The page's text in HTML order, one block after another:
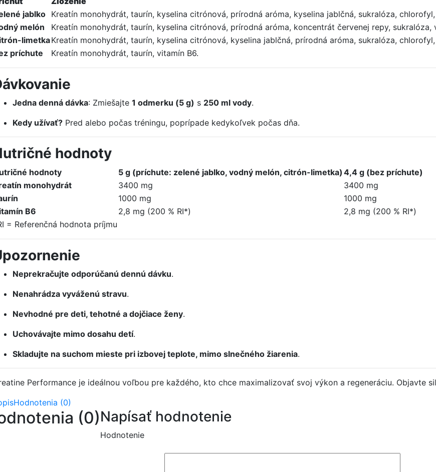
jablko Kreatín monohydrát, taurín, kyselina citrónová, prírodná aróma, kyselina jablčná, sukralóza,
melón
Kreatín monohydrát, taurín, kyselina citrónová, prírodná aróma, koncentrát červenej repy, sukralóza,
limetkaKreatín monohydrát, taurín, kyselina citrónová, kyselina jablčná, prírodná aróma, sukralóza,
príchute
Kreatín monohydrát, taurín, vitamín B6.
Jedna denná dávka: Zmiešajte 1 odmerku (5 g) s 250 ml vody.
Kedy užívať? Pred alebo počas tréningu, poprípade kedykoľvek počas dňa.
hodnoty
hodnoty 5 g (príchute: zelené jablko, vodný melón, citrón-limetka) 4,4 g (bez príchute)
monohydrát
3400 mg
3400 mg
1000 mg
1000 mg
B6
2,8 mg (200 % RI*)
2,8 mg (200 % RI*)
= Referenčná hodnota príjmu
Neprekračujte odporúčanú dennú dávku.
Nenahrádza vyváženú stravu.
Nevhodné pre deti, tehotné a dojčiace ženy.
Uchovávajte mimo dosahu detí.
Skladujte na suchom mieste pri izbovej teplote, mimo slnečného žiarenia.
Performance je ideálnou voľbou pre každého, kto chce maximalizovať svoj výkon a regeneráciu. Objavte
Hodnotenia (0)
(0)Napísať hodnotenie
Hodnotenie